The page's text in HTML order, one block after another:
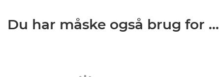
Du har måske også brug for ...